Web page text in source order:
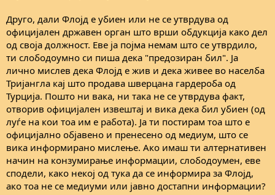
Друго, дали Флојд е убиен или не се утврдува од
официјален државен орган што врши обдукција како дел
од своја должност. Еве ја појма немам што се утврдило,
ти слободоумно си пиша дека "предозиран бил". Ја
лично мислев дека Флојд е жив и дека живее во населба
Тријангла кај што продава шверцана гардероба од
Турција. Пошто ни вака, ни така не се утврдува факт,
отворив официјален извештај и вика дека бил убиен (од
луѓе на кои тоа им е работа). Ја ти постирам тоа што е
официјално објавено и пренесено од медиум, што се
вика информирано мислење. Ако имаш ти алтернативен
начин на конзумирање информации, слободоумен, еве
сподели, како некој од тука да се информира за Флојд,
ако тоа не се медиуми или јавно достапни информации?